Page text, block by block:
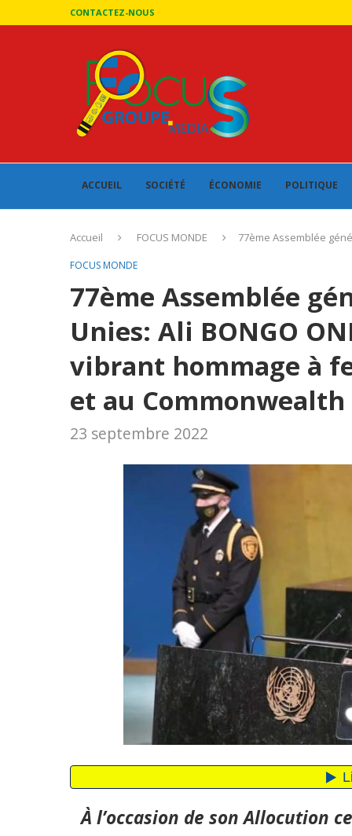
CONTACTEZ-NOUS
ACCUEIL SOCIÉTÉ ÉCONOMIE POLITIQUE
Accueil FOCUS MONDE 77ème Assemblée
FOCUS MONDE
77ème Assemblée
Unies: Ali BONGO
vibrant hommage à
et au Commonwealth
23 septembre 2022
À l’occasion de son Allocution